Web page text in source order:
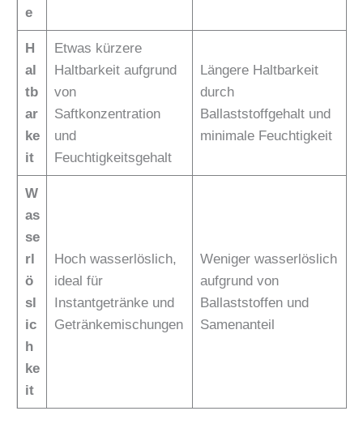
e
H
al
tb
ar
ke
it
Etwas kürzere
Haltbarkeit aufgrund
von
Saftkonzentration
und
Feuchtigkeitsgehalt
Längere Haltbarkeit
durch
Ballaststoffgehalt und
minimale Feuchtigkeit
W
as
se
rl
ö
sl
ic
h
ke
it
Hoch wasserlöslich,
ideal für
Instantgetränke und
Getränkemischungen
Weniger wasserlöslich
aufgrund von
Ballaststoffen und
Samenanteil